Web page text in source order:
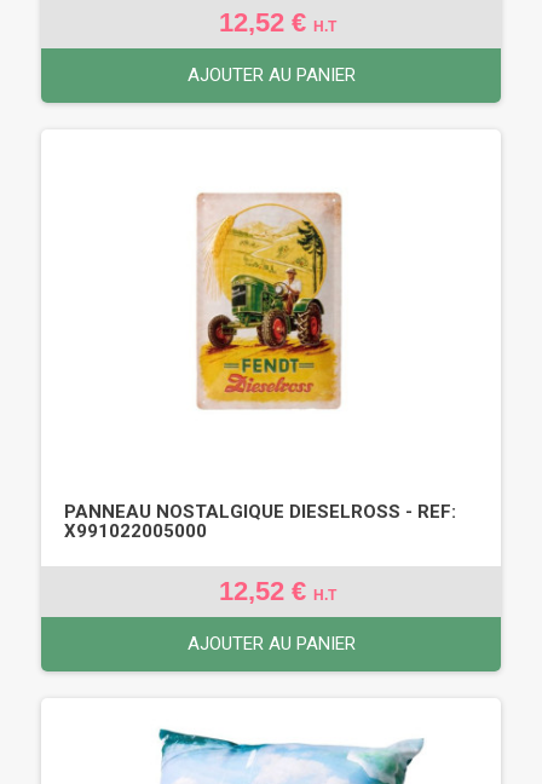
12,52 € H.T
AJOUTER AU PANIER
PANNEAU NOSTALGIQUE DIESELROSS - REF:
X991022005000
12,52 € H.T
AJOUTER AU PANIER